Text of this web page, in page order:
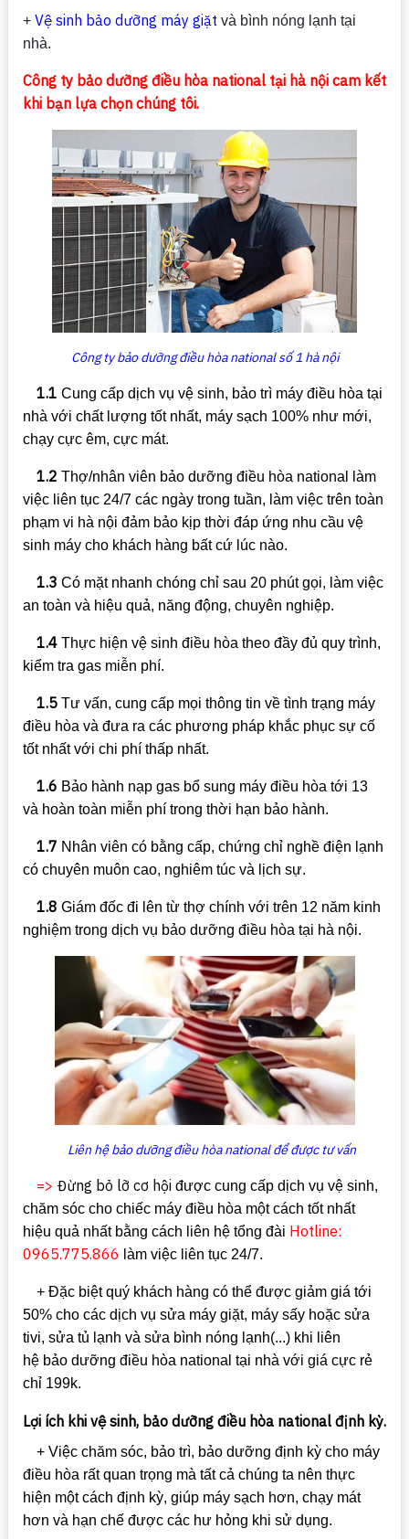
+ Vệ sinh bảo dưỡng máy giặt và bình nóng lạnh tại
nhà.
Công ty bảo dưỡng điều hòa national tại hà nội cam kết
khi bạn lựa chọn chúng tôi.
Công ty bảo dưỡng điều hòa national số 1 hà nội
1.1 Cung cấp dịch vụ vệ sinh, bảo trì máy điều hòa tại
nhà với chất lượng tốt nhất, máy sạch 100% như mới,
chạy cực êm, cực mát.
1.2 Thợ/nhân viên bảo dưỡng điều hòa national làm
việc liên tục 24/7 các ngày trong tuần, làm việc trên toàn
phạm vi hà nội đảm bảo kịp thời đáp ứng nhu cầu vệ
sinh máy cho khách hàng bất cứ lúc nào.
1.3 Có mặt nhanh chóng chỉ sau 20 phút gọi, làm việc
an toàn và hiệu quả, năng động, chuyên nghiệp.
1.4 Thực hiện vệ sinh điều hòa theo đầy đủ quy trình,
kiểm tra gas miễn phí.
1.5 Tư vấn, cung cấp mọi thông tin về tình trạng máy
điều hòa và đưa ra các phương pháp khắc phục sự cố
tốt nhất với chi phí thấp nhất.
1.6 Bảo hành nạp gas bổ sung máy điều hòa tới 13
và hoàn toàn miễn phí trong thời hạn bảo hành.
1.7 Nhân viên có bằng cấp, chứng chỉ nghề điện lạnh
có chuyên muôn cao, nghiêm túc và lịch sự.
1.8 Giám đốc đi lên từ thợ chính với trên 12 năm kinh
nghiệm trong dịch vụ bảo dưỡng điều hòa tại hà nội.
Liên hệ bảo dưỡng điều hòa national để được tư vấn
=> Đừng bỏ lỡ cơ hội được cung cấp dịch vụ vệ sinh,
chăm sóc cho chiếc máy điều hòa một cách tốt nhất
hiệu quả nhất bằng cách liên hệ tổng đài Hotline:
0965.775.866 làm việc liên tục 24/7.
+ Đặc biệt quý khách hàng có thể được giảm giá tới
50% cho các dịch vụ sửa máy giặt, máy sấy hoặc sửa
tivi, sửa tủ lạnh và sửa bình nóng lạnh(...) khi liên
hệ bảo dưỡng điều hòa national tại nhà với giá cực rẻ
chỉ 199k.
Lợi ích khi vệ sinh, bảo dưỡng điều hòa national định kỳ.
+ Việc chăm sóc, bảo trì, bảo dưỡng định kỳ cho máy
điều hòa rất quan trọng mà tất cả chúng ta nên thực
hiện một cách định kỳ, giúp máy sạch hơn, chạy mát
hơn và hạn chế được các hư hỏng khi sử dụng.